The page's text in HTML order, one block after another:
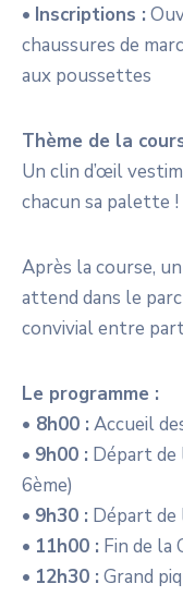
• Inscriptions :
chaussures de
aux poussettes
Thème de la
Un clin d’œil
chacun sa palette !
Après la course,
attend dans le
convivial entre
Le programme :
• 8h00 : Accueil
• 9h00 : Départ de
6ème)
• 9h30 : Départ de
• 11h00 : Fin de la
• 12h30 : Grand